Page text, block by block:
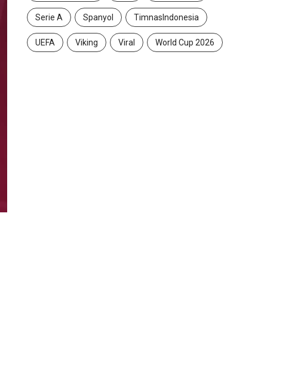
Serie A Spanyol TimnasIndonesia
UEFA Viking Viral World Cup 2026